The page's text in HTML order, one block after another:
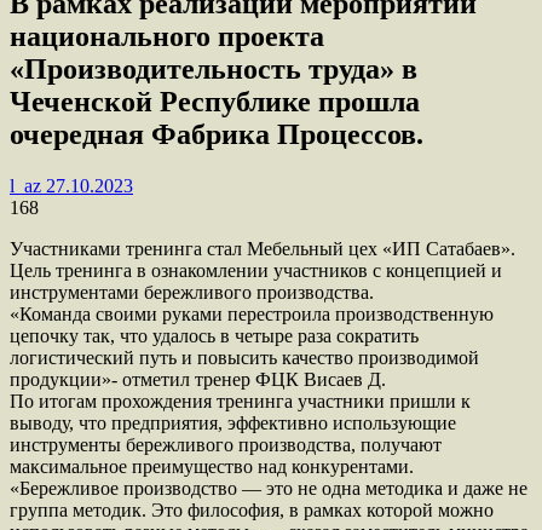
национального проекта
«Производительность труда» в
Чеченской Республике прошла
очередная Фабрика Процессов.
l_az 27.10.2023
168
Участниками тренинга стал Мебельный цех «ИП Сатабаев».
Цель тренинга в ознакомлении участников с концепцией и
инструментами бережливого производства.
«Команда своими руками перестроила производственную
цепочку так, что удалось в четыре раза сократить
логистический путь и повысить качество производимой
продукции»- отметил тренер ФЦК Висаев Д.
По итогам прохождения тренинга участники пришли к
выводу, что предприятия, эффективно использующие
инструменты бережливого производства, получают
максимальное преимущество над конкурентами.
«Бережливое производство — это не одна методика и даже не
группа методик. Это философия, в рамках которой можно